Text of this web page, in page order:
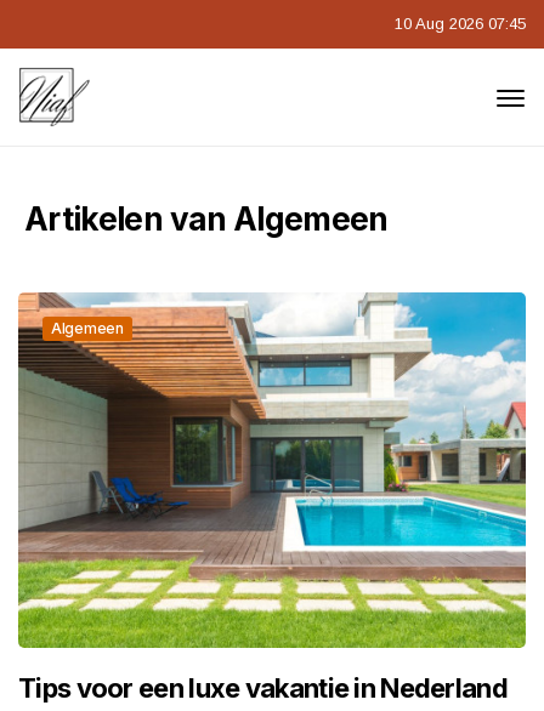
10 Aug 2026 07:45
Artikelen van Algemeen
Algemeen
Tips voor een luxe vakantie in Nederland